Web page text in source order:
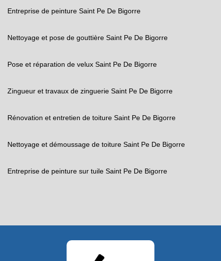
Entreprise de peinture Saint Pe De Bigorre
Nettoyage et pose de gouttière Saint Pe De Bigorre
Pose et réparation de velux Saint Pe De Bigorre
Zingueur et travaux de zinguerie Saint Pe De Bigorre
Rénovation et entretien de toiture Saint Pe De Bigorre
Nettoyage et démoussage de toiture Saint Pe De Bigorre
Entreprise de peinture sur tuile Saint Pe De Bigorre